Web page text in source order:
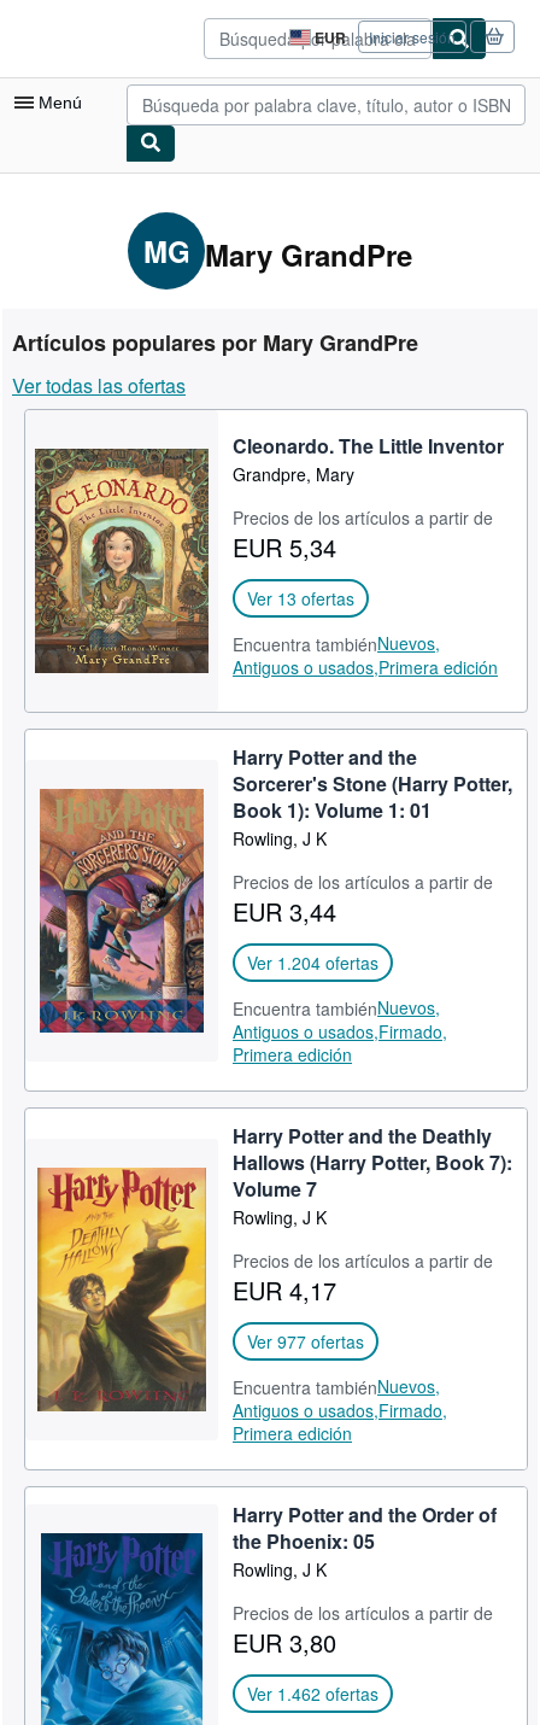
Pasar al contenido principal
EUR
Preferencias
de
compra
del
Iniciar sesión
Menú
Consultar mis pedidos
Búsqueda avanzada
Libros antiguos
Arte y coleccionismo
Vendedores
Comenzar a vender
Ayuda
CERRAR
MG Mary GrandPre
Artículos populares por Mary GrandPre
Ver todas las ofertas
Cleonardo. The Little Inventor
Grandpre, Mary
Precios de los artículos a partir de
EUR 5,34
Ver 13 ofertas
Encuentra tambiénNuevos,
Antiguos o usados,Primera edición
Harry Potter and the
Sorcerer's Stone (Harry Potter,
Book 1): Volume 1: 01
Rowling, J K
Precios de los artículos a partir de
EUR 3,44
Ver 1.204 ofertas
Encuentra tambiénNuevos,
Antiguos o usados,Firmado,
Primera edición
Harry Potter and the Deathly
Hallows (Harry Potter, Book 7):
Volume 7
Rowling, J K
Precios de los artículos a partir de
EUR 4,17
Ver 977 ofertas
Encuentra tambiénNuevos,
Antiguos o usados,Firmado,
Primera edición
Harry Potter and the Order of
the Phoenix: 05
Rowling, J K
Precios de los artículos a partir de
EUR 3,80
Ver 1.462 ofertas